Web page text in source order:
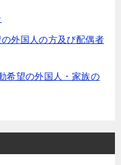
外国人の方及び配偶者
希望の外国人・家族の